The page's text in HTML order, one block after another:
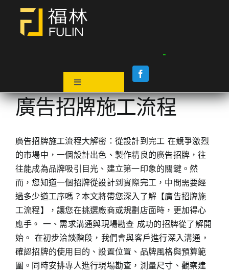
content
Toggle
Navigation
關於我們
工程實績
廣告知識庫
聯絡我們
廣告招牌施工流程
廣告招牌施工流程大解密：從設計到完工 在競爭激烈
的市場中，一個設計出色、製作精良的廣告招牌，往
往能成為品牌吸引目光、建立第一印象的關鍵。然
而，您知道一個招牌從設計到實際完工，中間需要經
過多少道工序嗎？本文將帶您深入了解【廣告招牌施
工流程】，讓您在挑選廠商或規劃店面時，更加得心
應手。 一、需求溝通與現場勘查 成功的招牌從了解開
始。 在初步洽談階段，我們會與客戶進行深入溝通，
確認招牌的使用目的、設置位置、品牌風格與預算範
圍。同時安排專人進行現場勘查，測量尺寸、觀察建